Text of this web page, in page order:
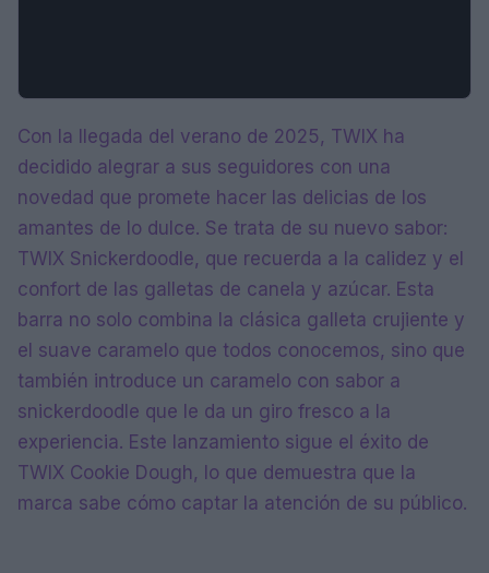
Con la llegada del verano de 2025, TWIX ha
decidido alegrar a sus seguidores con una
novedad que promete hacer las delicias de los
amantes de lo dulce. Se trata de su nuevo sabor:
TWIX Snickerdoodle, que recuerda a la calidez y el
confort de las galletas de canela y azúcar. Esta
barra no solo combina la clásica galleta crujiente y
el suave caramelo que todos conocemos, sino que
también introduce un caramelo con sabor a
snickerdoodle que le da un giro fresco a la
experiencia. Este lanzamiento sigue el éxito de
TWIX Cookie Dough, lo que demuestra que la
marca sabe cómo captar la atención de su público.